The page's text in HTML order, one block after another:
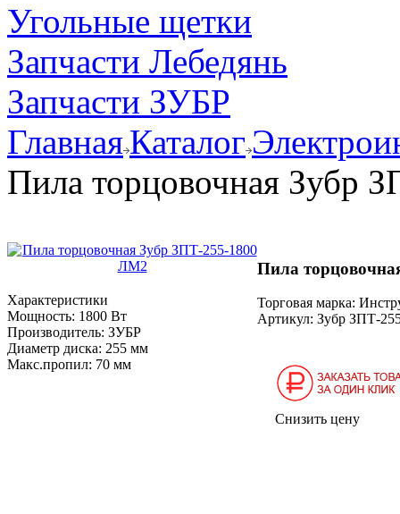
Угольные щетки
Запчасти Лебедянь
Запчасти ЗУБР
ГлавнаяКаталог
Пила торцовочная Зубр
Характеристики
Мощность: 1800 Вт
Производитель: ЗУБР
Диаметр диска: 255 мм
Макс.пропил: 70 мм
Пила
Торговая марка:
Артикул: Зубр ЗПТ-
Снизить цену